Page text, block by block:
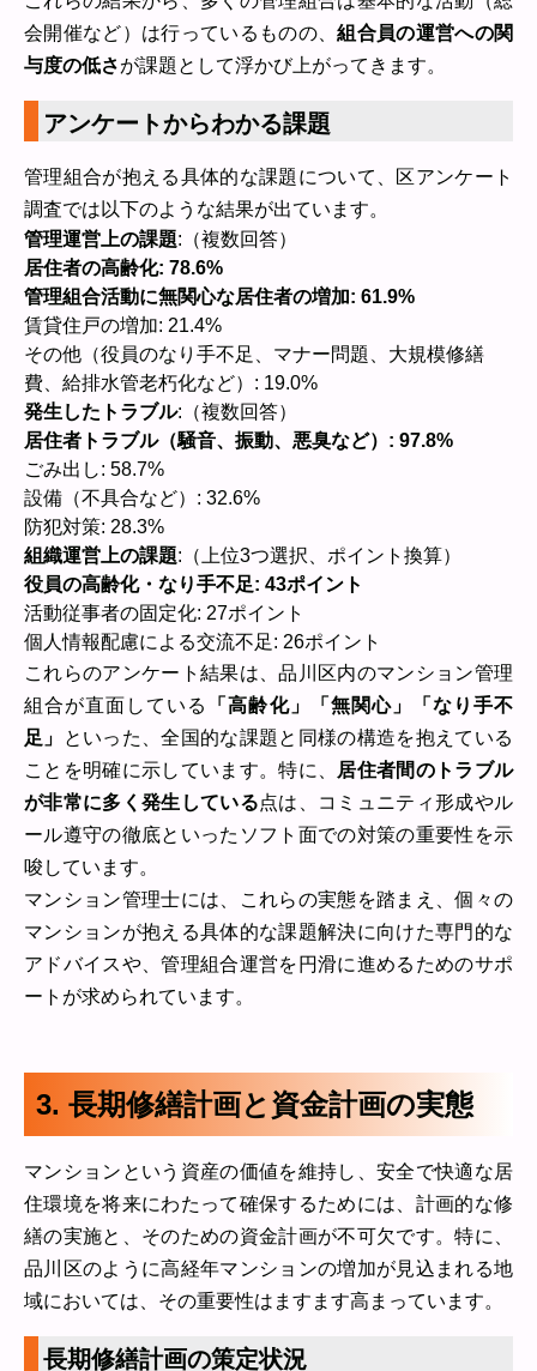
会開催など）は行っているものの、組合員の運営への関
与度の低さが課題として浮かび上がってきます。
アンケートからわかる課題
管理組合が抱える具体的な課題について、区アンケート
調査では以下のような結果が出ています。
管理運営上の課題:（複数回答）
居住者の高齢化: 78.6%
管理組合活動に無関心な居住者の増加: 61.9%
賃貸住戸の増加: 21.4%
その他（役員のなり手不足、マナー問題、大規模修繕
費、給排水管老朽化など）: 19.0%
発生したトラブル:（複数回答）
居住者トラブル（騒音、振動、悪臭など）: 97.8%
ごみ出し: 58.7%
設備（不具合など）: 32.6%
防犯対策: 28.3%
組織運営上の課題:（上位3つ選択、ポイント換算）
役員の高齢化・なり手不足: 43ポイント
活動従事者の固定化: 27ポイント
個人情報配慮による交流不足: 26ポイント
これらのアンケート結果は、品川区内のマンション管理
組合が直面している
「高齢化」「無関心」「なり手不
足」
といった、全国的な課題と同様の構造を抱えている
ことを明確に示しています。特に、 居住者間のトラブル
が非常に多く発生している点は、コミュニティ形成やル
ール遵守の徹底といったソフト面での対策の重要性を示
唆しています。
マンション管理士には、これらの実態を踏まえ、個々の
マンションが抱える具体的な課題解決に向けた専門的な
アドバイスや、管理組合運営を円滑に進めるためのサポ
ートが求められています。
3. 長期修繕計画と資金計画の実態
マンションという資産の価値を維持し、安全で快適な居
住環境を将来にわたって確保するためには、計画的な修
繕の実施と、そのための資金計画が不可欠です。特に、
品川区のように高経年マンションの増加が見込まれる地
域においては、その重要性はますます高まっています。
長期修繕計画の策定状況